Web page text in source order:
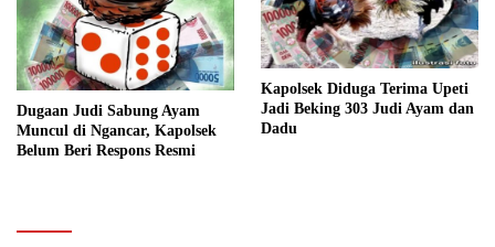
Dugaan Judi Sabung Ayam
Muncul di Ngancar, Kapolsek
Belum Beri Respons Resmi
Kapolsek Diduga Terima Upeti
Jadi Beking 303 Judi Ayam dan
Dadu